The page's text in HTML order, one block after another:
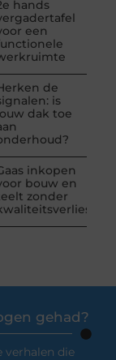
hands
een
de
is
dak toe
inkopen
bouw en
zonder
gehad?
verhalen die